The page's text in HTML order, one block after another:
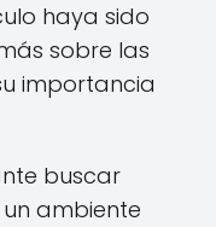
haya sido
sobre las
importancia
buscar
ambiente